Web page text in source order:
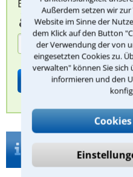
Außerdem setzen wir
Website im Sinne der
dem Klick auf den Button
der Verwendung der von
eingesetzten Cookies zu.
verwalten" können Sie sich
informieren und den
Bitte Sicherheitscode
Was ist das
Vorschriften gibt